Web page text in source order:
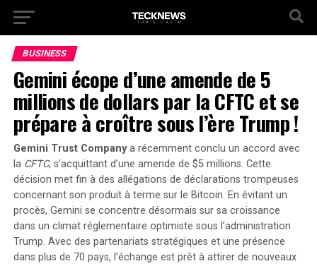
BUSINESS
Gemini écope d’une amende de 5
millions de dollars par la CFTC et se
prépare à croître sous l’ère Trump !
Gemini Trust Companya récemment conclu un accord avec
la CFTC, s’acquittant d’une amende de $5 millions. Cette
décision met fin à des allégations de déclarations trompeuses
concernant son produit à terme sur le Bitcoin. En évitant un
procès, Gemini se concentre désormais sur sa croissance
dans un climat réglementaire optimiste sous l’administration
Trump. Avec des partenariats stratégiques et une présence
dans plus de 70 pays, l’échange est prêt à attirer de nouveaux